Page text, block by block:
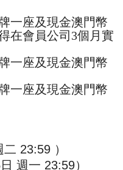
一座及現金澳門幣
在會員公司 3個月實
一座及現金澳門幣
一座及現金澳門幣
二 23:59 ）
日 週一 23:59）